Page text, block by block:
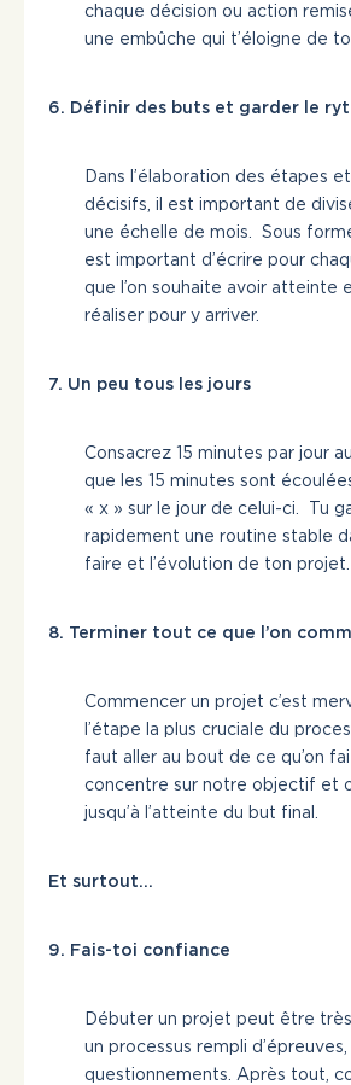
chaque décision ou action
une embûche qui t’éloigne de
6. Définir des buts et garder le
Dans l’élaboration des étapes
décisifs, il est important de
une échelle de mois. Sous
est important d’écrire pour
que l’on souhaite avoir atteinte
réaliser pour y arriver.
7. Un peu tous les jours
Consacrez 15 minutes par jour
que les 15 minutes sont
« x » sur le jour de celui-ci. Tu
rapidement une routine stable
faire et l’évolution de ton projet.
8. Terminer tout ce que l’on
Commencer un projet c’est
l’étape la plus cruciale du
faut aller au bout de ce qu’on
concentre sur notre objectif et
jusqu’à l’atteinte du but final.
Et surtout…
9. Fais-toi confiance
Débuter un projet peut être très
un processus rempli
questionnements. Après tout,